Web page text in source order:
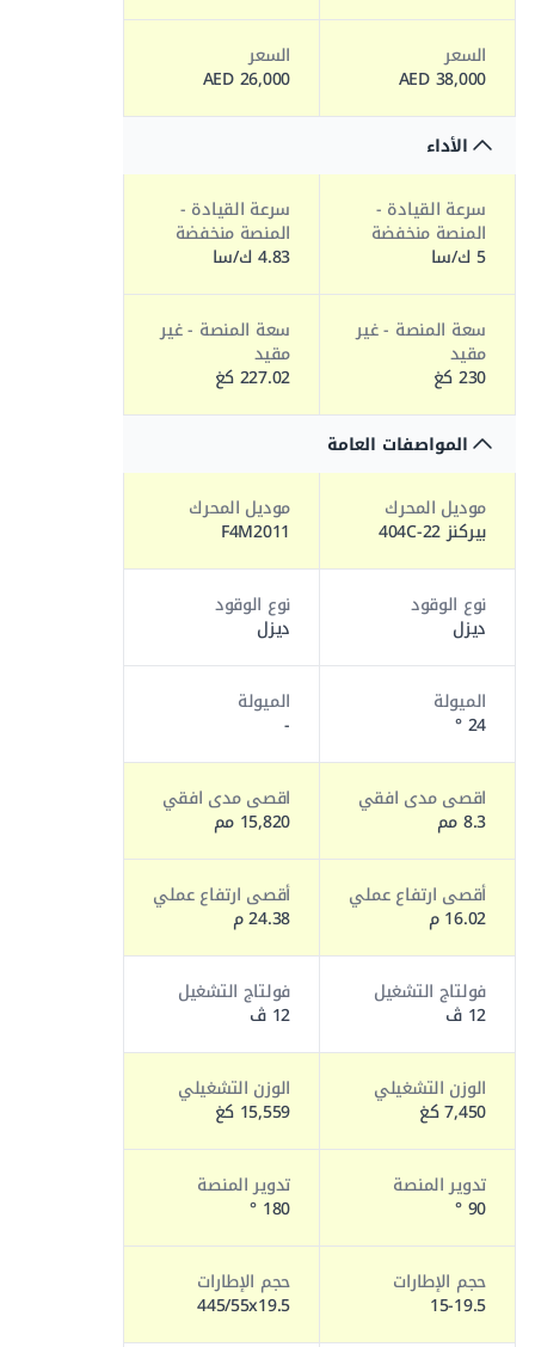
السعر
38,000 AED
السعر
26,000 AED
الأداء
سرعة القيادة -
المنصة منخفضة
5 ك/سا
سرعة القيادة -
المنصة منخفضة
4.83 ك/سا
سعة المنصة - غير
مقيد
230 كغ
سعة المنصة - غير
مقيد
227.02 كغ
المواصفات العامة
موديل المحرك
بيركنز 404C-22
موديل المحرك
F4M2011
نوع الوقود
ديزل
نوع الوقود
ديزل
الميولة
24 °
الميولة
-
اقصى مدى افقي
8.3 مم
اقصى مدى افقي
15,820 مم
أقصى ارتفاع عملي
16.02 م
أقصى ارتفاع عملي
24.38 م
فولتاج التشغيل
12 ڤ
فولتاج التشغيل
12 ڤ
الوزن التشغيلي
7,450 كغ
الوزن التشغيلي
15,559 كغ
تدوير المنصة
90 °
تدوير المنصة
180 °
حجم الإطارات
15-19.5
حجم الإطارات
445/55x19.5